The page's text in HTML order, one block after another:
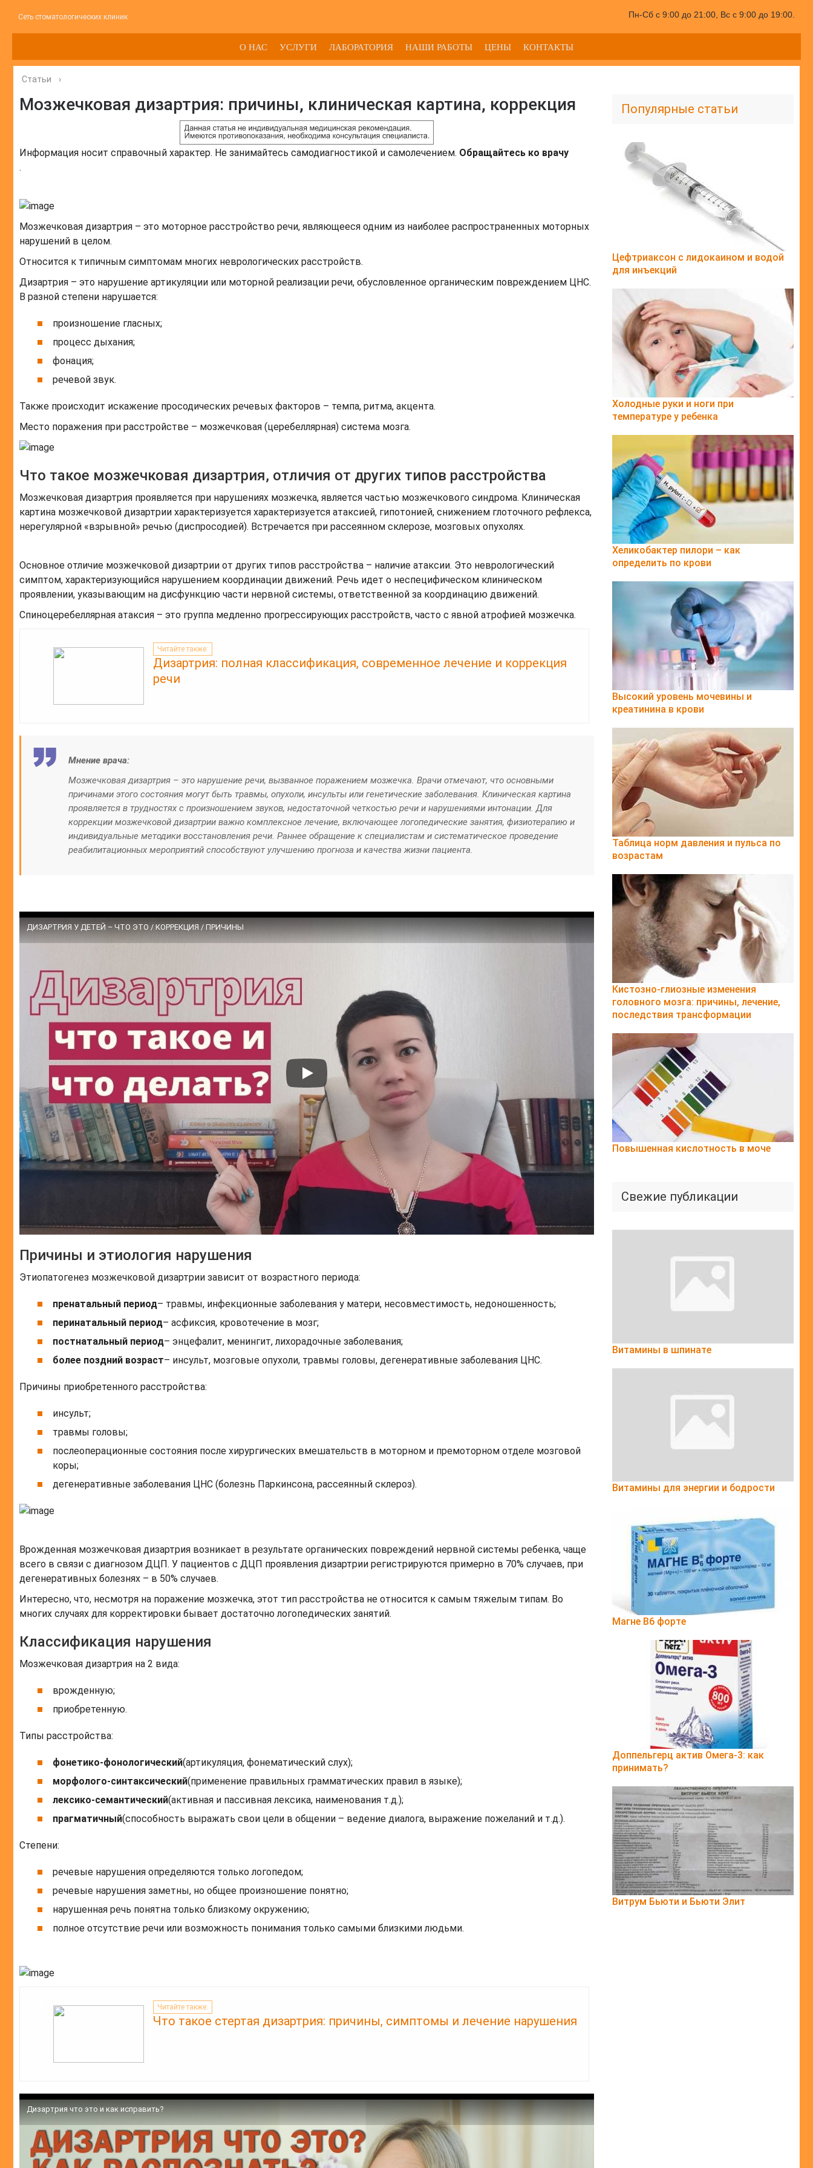
Сеть стоматологических клиник Пн-Сб с 9:00 до 21:00, Вс с 9:00 до 19:00.
О НАС УСЛУГИ ЛАБОРАТОРИЯ НАШИ РАБОТЫ ЦЕНЫ КОНТАКТЫ
Статьи ›
Мозжечковая дизартрия: причины, клиническая картина, коррекция
Информация носит справочный характер. Не занимайтесь самодиагностикой и самолечением. Обращайтесь ко врачу
.
Мозжечковая дизартрия – это моторное расстройство речи, являющееся одним из наиболее распространенных моторных
нарушений в целом.
Относится к типичным симптомам многих неврологических расстройств.
Дизартрия – это нарушение артикуляции или моторной реализации речи, обусловленное органическим повреждением ЦНС.
В разной степени нарушается:
произношение гласных;
процесс дыхания;
фонация;
речевой звук.
Также происходит искажение просодических речевых факторов – темпа, ритма, акцента.
Место поражения при расстройстве – мозжечковая (церебеллярная) система мозга.
Что такое мозжечковая дизартрия, отличия от других типов расстройства
Мозжечковая дизартрия проявляется при нарушениях мозжечка, является частью мозжечкового синдрома. Клиническая
картина мозжечковой дизартрии характеризуется характеризуется атаксией, гипотонией, снижением глоточного рефлекса,
нерегулярной «взрывной» речью (диспросодией). Встречается при рассеянном склерозе, мозговых опухолях.
Основное отличие мозжечковой дизартрии от других типов расстройства – наличие атаксии. Это неврологический
симптом, характеризующийся нарушением координации движений. Речь идет о неспецифическом клиническом
проявлении, указывающим на дисфункцию части нервной системы, ответственной за координацию движений.
Спиноцеребеллярная атаксия – это группа медленно прогрессирующих расстройств, часто с явной атрофией мозжечка.
Читайте также:
Дизартрия: полная классификация, современное лечение и коррекция
речи
Мнение врача:
Мозжечковая дизартрия – это нарушение речи, вызванное поражением мозжечка. Врачи отмечают, что основными
причинами этого состояния могут быть травмы, опухоли, инсульты или генетические заболевания. Клиническая картина
проявляется в трудностях с произношением звуков, недостаточной четкостью речи и нарушениями интонации. Для
коррекции мозжечковой дизартрии важно комплексное лечение, включающее логопедические занятия, физиотерапию и
индивидуальные методики восстановления речи. Раннее обращение к специалистам и систематическое проведение
реабилитационных мероприятий способствуют улучшению прогноза и качества жизни пациента.
ДИЗАРТРИЯ У ДЕТЕЙ – ЧТО ЭТО / КОРРЕКЦИЯ / ПРИЧИНЫ
Причины и этиология нарушения
Этиопатогенез мозжечковой дизартрии зависит от возрастного периода:
пренатальный период– травмы, инфекционные заболевания у матери, несовместимость, недоношенность;
перинатальный период– асфиксия, кровотечение в мозг;
постнатальный период– энцефалит, менингит, лихорадочные заболевания;
более поздний возраст– инсульт, мозговые опухоли, травмы головы, дегенеративные заболевания ЦНС.
Причины приобретенного расстройства:
инсульт;
травмы головы;
послеоперационные состояния после хирургических вмешательств в моторном и премоторном отделе мозговой
коры;
дегенеративные заболевания ЦНС (болезнь Паркинсона, рассеянный склероз).
Врожденная мозжечковая дизартрия возникает в результате органических повреждений нервной системы ребенка, чаще
всего в связи с диагнозом ДЦП. У пациентов с ДЦП проявления дизартрии регистрируются примерно в 70% случаев, при
дегенеративных болезнях – в 50% случаев.
Интересно, что, несмотря на поражение мозжечка, этот тип расстройства не относится к самым тяжелым типам. Во
многих случаях для корректировки бывает достаточно логопедических занятий.
Классификация нарушения
Мозжечковая дизартрия на 2 вида:
врожденную;
приобретенную.
Типы расстройства:
фонетико-фонологический(артикуляция, фонематический слух);
морфолого-синтаксический(применение правильных грамматических правил в языке);
лексико-семантический(активная и пассивная лексика, наименования т.д.);
прагматичный(способность выражать свои цели в общении – ведение диалога, выражение пожеланий и т.д.).
Степени:
речевые нарушения определяются только логопедом;
речевые нарушения заметны, но общее произношение понятно;
нарушенная речь понятна только близкому окружению;
полное отсутствие речи или возможность понимания только самыми близкими людьми.
Читайте также:
Что такое стертая дизартрия: причины, симптомы и лечение нарушения
Дизартрия что это и как исправить?
Популярные статьи
Цефтриаксон с лидокаином и водой
для инъекций
Холодные руки и ноги при
температуре у ребенка
Хеликобактер пилори – как
определить по крови
Высокий уровень мочевины и
креатинина в крови
Таблица норм давления и пульса по
возрастам
Кистозно-глиозные изменения
головного мозга: причины, лечение,
последствия трансформации
Повышенная кислотность в моче
Свежие публикации
Витамины в шпинате
Витамины для энергии и бодрости
Магне B6 форте
Доппельгерц актив Омега-3: как
принимать?
Витрум Бьюти и Бьюти Элит